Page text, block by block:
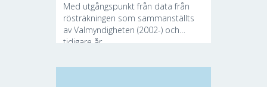
Med utgångspunkt från data från
rösträkningen som sammanställts
av Valmyndigheten (2002-) och
tidigare år...